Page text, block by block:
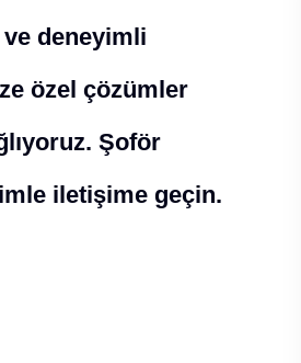
deneyimli
özel çözümler
Şoför
iletişime geçin.